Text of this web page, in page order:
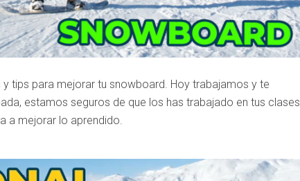
tips para mejorar tu snowboard. Hoy trabajamos y te
estamos seguros de que los has trabajado en tus clases
a mejorar lo aprendido.